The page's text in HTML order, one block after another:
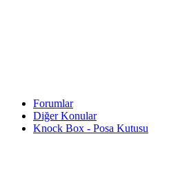
Forumlar
Diğer Konular
Knock Box - Posa Kutusu